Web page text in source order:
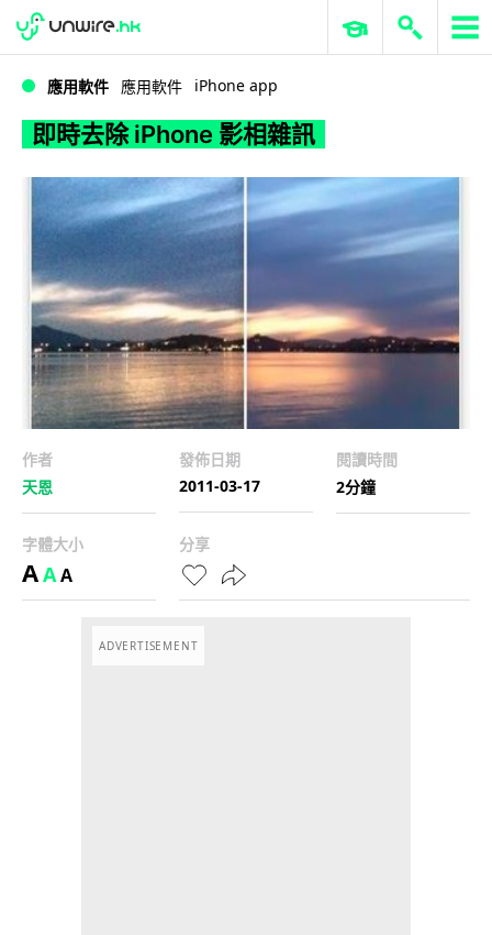
即時去除 iPhone 影相雜訊
WWDC 2026 ERP 與商業 AI
應用軟件 應用軟件 iPhone app
即時去除 iPhone 影相雜訊
作者
天恩
發佈日期
2011-03-17
閱讀時間
2分鐘
字體大小
AAA
分享
ADVERTISEMENT